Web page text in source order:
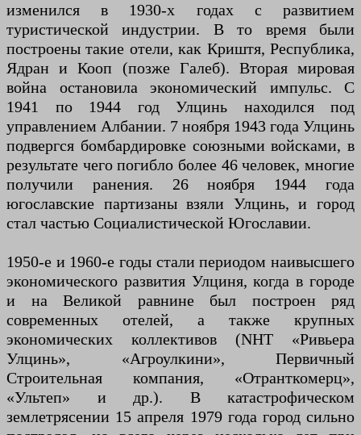
изменился в 1930-х годах с развитием
туристической индустрии. В то время были
построены такие отели, как Криштя, Республика,
Ядран и Кооп (позже Галеб). Вторая мировая
война остановила экономический импульс. С
1941 по 1944 год Улцинь находился под
управлением Албании. 7 ноября 1943 года Улцинь
подвергся бомбардировке союзными войсками, в
результате чего погибло более 46 человек, многие
получили ранения. 26 ноября 1944 года
югославские партизаны взяли Улцинь, и город
стал частью Социалистической Югославии.
1950-е и 1960-е годы стали периодом наивысшего
экономического развития Улциня, когда в городе
и на Великой равнине был построен ряд
современных отелей, а также крупных
экономических коллективов (NHT «Ривьера
Улцинь», «Агроулкини», Первичный
Строительная компания, «Отранткомерц»,
«Ультеп» и др.). В катастрофическом
землетрясении 15 апреля 1979 года город сильно